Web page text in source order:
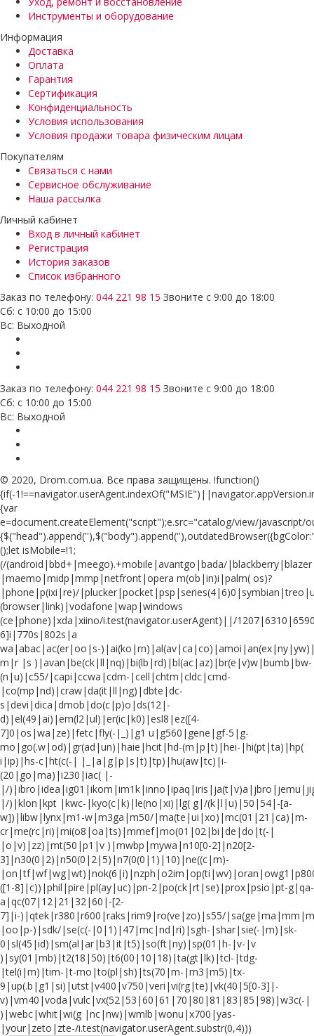
Инструменты и оборудование
Информация
Доставка
Оплата
Гарантия
Сертификация
Конфиденциальность
Условия использования
Условия продажи товара физическим лицам
Покупателям
Связаться с нами
Сервисное обслуживание
Наша рассылка
Личный кабинет
Вход в личный кабинет
Регистрация
История заказов
Список избранного
Заказ по телефону: 044 221 98 15 Звоните с 9:00 до 18:00
Сб: с 10:00 до 15:00
Вс: Выходной
Заказ по телефону: 044 221 98 15 Звоните с 9:00 до 18:00
Сб: с 10:00 до 15:00
Вс: Выходной
© 2020, Drom.com.ua. Все права защищены. !function()
{if(-
{var
e=document.createElement("script");e.src="catalog/view/
();let isMobile=!1;
(/(android|bbd+|meego).+mobile|avantgo|bada/
|maemo|midp|mmp|netfront|opera m(ob|in)i|palm( os)?
|phone|p(ixi|re)/
(browser|link)|vodafone|wap|windows
(ce|phone)|xda|xiino/i.test(navigator.userAgent)||/
6]i|770s|802s|a
wa|abac|ac(er|oo|s-
m|r |s )|avan|be(ck|ll|nq)|bi(lb|rd)|bl(ac|az)|br(e|v)w|bumb|bw-
(n|u)|c55/|capi|ccwa|cdm-|cell|chtm|cldc|cmd-
|co(mp|nd)|craw|da(it|ll|ng)|dbte|dc-
s|devi|dica|dmob|do(c|p)o|ds(12|-
d)|el(49|ai)|em(l2|ul)|er(ic|k0)|esl8|ez([4-
7]0|os|wa|ze)|fetc|fly(-|_)|g1 u|g560|gene|gf-5|g-
mo|go(.w|od)|gr(ad|un)|haie|hcit|hd-(m|p|t)|hei-|hi(pt|ta)|hp(
i|ip)|hs-c|ht(c(-| |_|a|g|p|s|t)|tp)|hu(aw|tc)|i-
(20|go|ma)|i230|iac( |-
|/
|/)|klon|kpt |kwc-|kyo(c|k)|le(no|xi)|lg( g|/(k|l|u)|50|54|-[a-
w])|libw|lynx|m1-w|m3ga|m50/|ma(te|ui|xo)|mc(01|21|ca)|m-
cr|me(rc|ri)|mi(o8|oa|ts)|mmef|mo(01|02|bi|de|do|t(-|
|o|v)|zz)|mt(50|p1|v )|mwbp|mywa|n10[0-2]|n20[2-
3]|n30(0|2)|n50(0|2|5)|n7(0(0|1)|10)|ne((c|m)-
([1-8]|c))|phil|pire|pl(ay|uc)|pn-2|po(ck|rt|se)|prox|psio|pt-g|qa-
a|qc(07|12|21|32|60|-[2-
7]|i-)|qtek|r380|r600|raks|rim9|ro(ve|zo)|s55/
|oo|p-)|sdk/|se(c(-|0|1)|47|mc|nd|ri)|sgh-|shar|sie(-|m)|sk-
0|sl(45|id)|sm(al|ar|b3|it|t5)|so(ft|ny)|sp(01|h-|v-|v
)|sy(01|mb)|t2(18|50)|t6(00|10|18)|ta(gt|lk)|tcl-|tdg-
|tel(i|m)|tim-|t-mo|to(pl|sh)|ts(70|m-|m3|m5)|tx-
9|up(.b|g1|si)|utst|v400|v750|veri|vi(rg|te)|vk(40|5[0-3]|-
v)|vm40|voda|vulc|vx(52|53|60|61|70|80|81|83|85|98)|w3c(-|
)|webc|whit|wi(g |nc|nw)|wmlb|wonu|x700|yas-
|your|zeto|zte-/i.test(navigator.userAgent.substr(0,4)))